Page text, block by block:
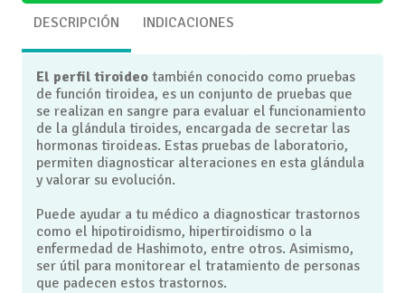
DESCRIPCIÓN INDICACIONES
El perfil tiroideo también conocido como pruebas
de función tiroidea, es un conjunto de pruebas que
se realizan en sangre para evaluar el funcionamiento
de la glándula tiroides, encargada de secretar las
hormonas tiroideas. Estas pruebas de laboratorio,
permiten diagnosticar alteraciones en esta glándula
y valorar su evolución.
Puede ayudar a tu médico a diagnosticar trastornos
como el hipotiroidismo, hipertiroidismo o la
enfermedad de Hashimoto, entre otros. Asimismo,
ser útil para monitorear el tratamiento de personas
que padecen estos trastornos.